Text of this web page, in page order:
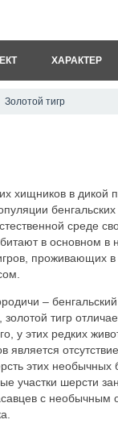
ХАРАКТЕР
Золотой тигр
хищников в дикой
среде
в основном в
проживающих
–
тигр
у этих редких
является
этих необычных
участки шерсти
с необычным